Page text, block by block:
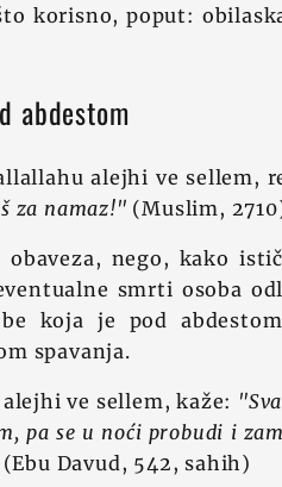
korisno, poput:
abdestom
alejhi ve sellem,
za namaz!" (Muslim,
nego, kako
smrti osoba
koja je pod
spavanja.
ve sellem, kaže:
pa se u noći probudi i
(Ebu Davud, 542, sahih)